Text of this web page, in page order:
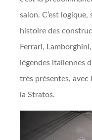
salon. C’est
histoire des
Ferrari,
légendes italiennes
très présentes, avec
la Stratos.